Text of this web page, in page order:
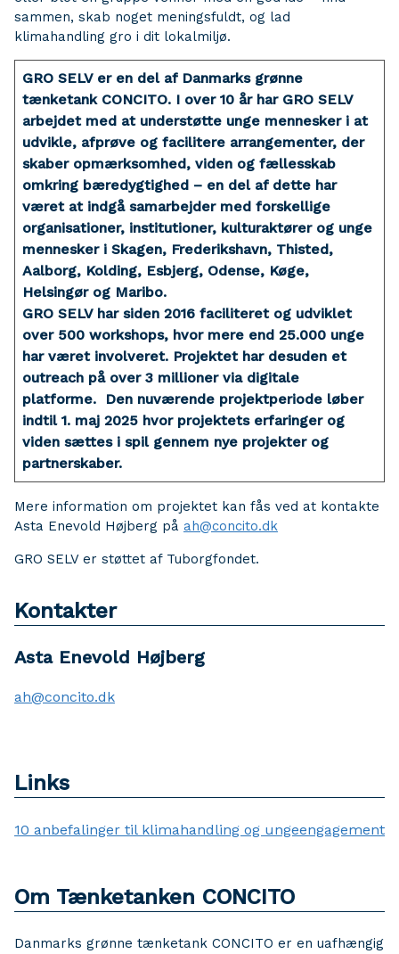
sammen, skab noget meningsfuldt, og lad
klimahandling gro i dit lokalmiljø.
GRO SELV er en del af Danmarks grønne
tænketank CONCITO. I over 10 år har GRO SELV
arbejdet med at understøtte unge mennesker i at
udvikle, afprøve og facilitere arrangementer, der
skaber opmærksomhed, viden og fællesskab
omkring bæredygtighed – en del af dette har
været at indgå samarbejder med forskellige
organisationer, institutioner, kulturaktører og unge
mennesker i Skagen, Frederikshavn, Thisted,
Aalborg, Kolding, Esbjerg, Odense, Køge,
Helsingør og Maribo.
GRO SELV har siden 2016 faciliteret og udviklet
over 500 workshops, hvor mere end 25.000 unge
har været involveret. Projektet har desuden et
outreach på over 3 millioner via digitale
platforme. Den nuværende projektperiode løber
indtil 1. maj 2025 hvor projektets erfaringer og
viden sættes i spil gennem nye projekter og
partnerskaber.
Mere information om projektet kan fås ved at kontakte
Asta Enevold Højberg på ah@concito.dk
GRO SELV er støttet af Tuborgfondet.
Kontakter
Asta Enevold Højberg
ah@concito.dk
Links
10 anbefalinger til klimahandling og ungeengagement
Om Tænketanken CONCITO
Danmarks grønne tænketank CONCITO er en uafhængig